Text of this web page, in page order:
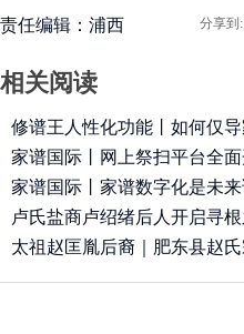
责任编辑：浦西 分享到:
相关阅读
修谱王人性化功能丨如何仅
家谱国际丨网上祭扫平台全
APP
(2020/3/25)
家谱国际丨家谱数字化是未
卢氏盐商卢绍绪后人开启寻
太祖赵匡胤后裔｜肥东县赵